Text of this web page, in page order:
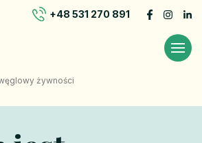
+48 531 270 891
żywności